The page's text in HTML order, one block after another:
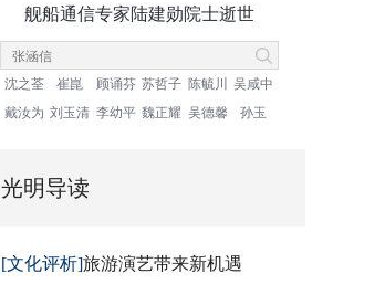
舰船通信专家陆建勋院士逝世
沈之荃 崔崑 顾诵芬 苏哲子 陈毓川
吴咸中
戴汝为 刘玉清 李幼平 魏正耀 吴德馨 孙玉
光明导读
[文化评析]旅游演艺带来新机遇